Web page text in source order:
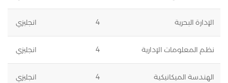
الإدارة البحرية 4 انجليزي
نظم المعلومات الإدارية 4 انجليزي
الهندسة الميكانيكية 4 انجليزي